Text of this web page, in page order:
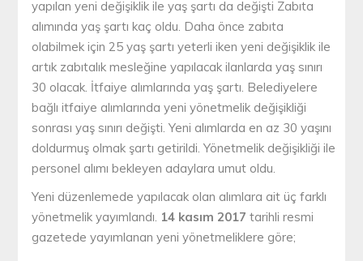
yapılan yeni değişiklik ile yaş şartı da değişti Zabıta
alımında yaş şartı kaç oldu. Daha önce zabıta
olabilmek için 25 yaş şartı yeterli iken yeni değişiklik ile
artık zabıtalık mesleğine yapılacak ilanlarda yaş sınırı
30 olacak. İtfaiye alımlarında yaş şartı. Belediyelere
bağlı itfaiye alımlarında yeni yönetmelik değişikliği
sonrası yaş sınırı değişti. Yeni alımlarda en az 30 yaşını
doldurmuş olmak şartı getirildi. Yönetmelik değişikliği ile
personel alımı bekleyen adaylara umut oldu.
Yeni düzenlemede yapılacak olan alımlara ait üç farklı
yönetmelik yayımlandı. 14 kasım 2017 tarihli resmi
gazetede yayımlanan yeni yönetmeliklere göre;